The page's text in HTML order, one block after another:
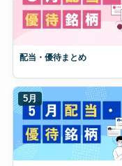
配当・優待まとめ
5月